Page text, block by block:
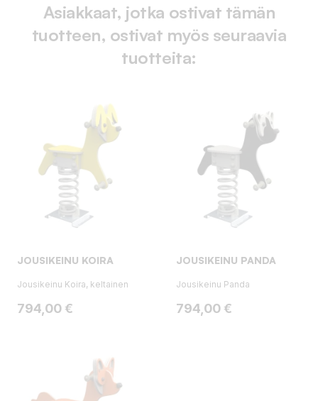
Asiakkaat, jotka ostivat tämän
tuotteen, ostivat myös seuraavia
tuotteita:
JOUSIKEINU KOIRA
Jousikeinu Koira, keltainen
Hinta
794,00 €
JOUSIKEINU PANDA
Jousikeinu Panda
Hinta
794,00 €